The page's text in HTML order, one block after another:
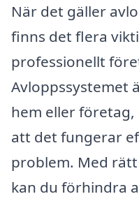
När det gäller
finns det flera
professionellt
Avloppssystemet
hem eller
att det fungerar
problem. Med
kan du förhindra